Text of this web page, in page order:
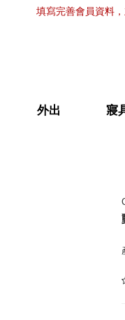
填寫完善會員資料
外出 寢